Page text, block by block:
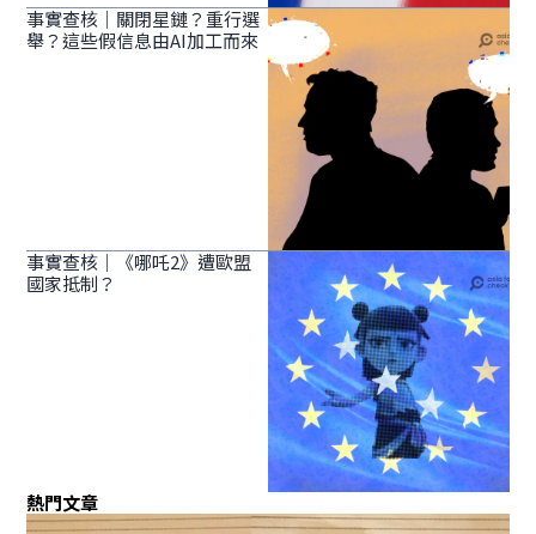
事實查核｜關閉星鏈？重行選
舉？這些假信息由AI加工而來
事實查核｜《哪吒2》遭歐盟
國家抵制？
熱門文章